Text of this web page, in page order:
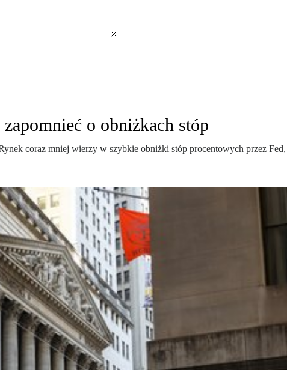
o obniżkach stóp
coraz mniej wierzy w szybkie obniżki stóp procentowych przez